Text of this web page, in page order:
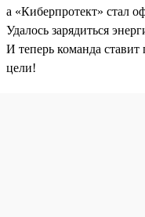
а «Киберпротект» стал
Удалось зарядиться
И теперь команда
цели!